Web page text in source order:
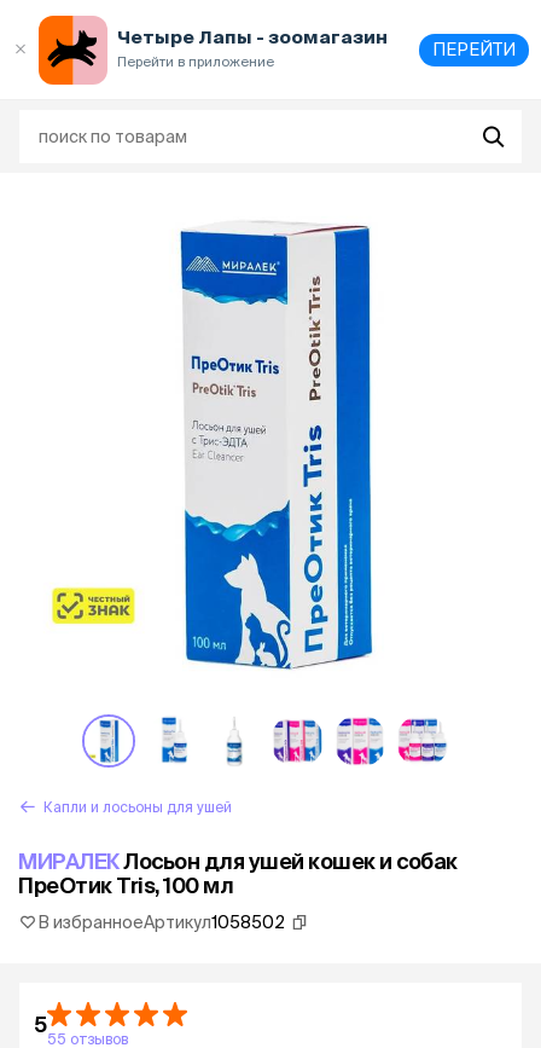
Четыре Лапы - зоомагазин
Перейти в приложение
ПЕРЕЙТИ
Капли и лосьоны для ушей
МИРАЛЕКЛосьон для ушей кошек и собак
ПреОтик Tris, 100 мл
В избранноеАртикул1058502
5
55 отзывов